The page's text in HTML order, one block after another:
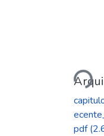
Carregando...
pdf